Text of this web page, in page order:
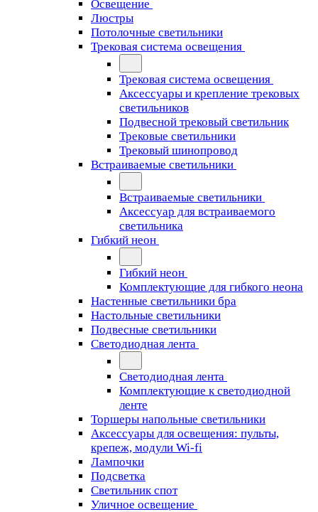
Освещение
Люстры
Потолочные светильники
Трековая система освещения
Трековая система освещения
Аксессуары и крепление трековых
светильников
Подвесной трековый светильник
Трековые светильники
Трековый шинопровод
Встраиваемые светильники
Встраиваемые светильники
Аксессуар для встраиваемого
светильника
Гибкий неон
Гибкий неон
Комплектующие для гибкого неона
Настенные светильники бра
Настольные светильники
Подвесные светильники
Светодиодная лента
Светодиодная лента
Комплектующие к светодиодной
ленте
Торшеры напольные светильники
Аксессуары для освещения: пульты,
крепеж, модули Wi-fi
Лампочки
Подсветка
Светильник спот
Уличное освещение